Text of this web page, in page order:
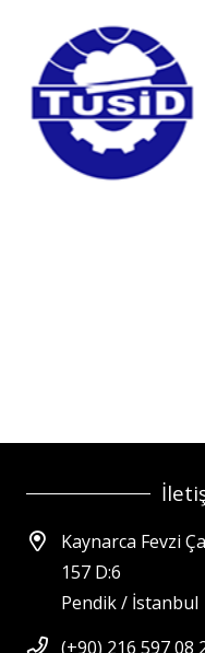
Kaynarca Fevzi
157 D:6
Pendik / İstanbul
(+90) 216 597 08